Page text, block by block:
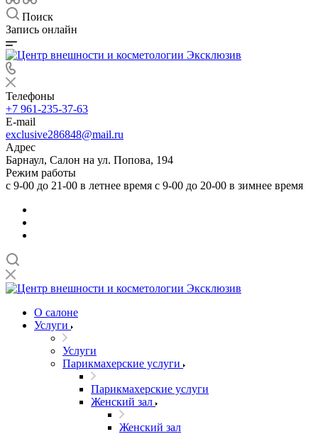
Поиск
Запись онлайн
Телефоны
+7 961-235-37-63
E-mail
exclusive286848@mail.ru
Адрес
Барнаул, Салон на ул. Попова, 194
Режим работы
с 9-00 до 21-00 в летнее время с 9-00 до 20-00 в зимнее время
О салоне
Услуги
Услуги
Парикмахерские услуги
Парикмахерские услуги
Женский зал
Женский зал